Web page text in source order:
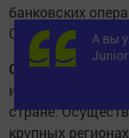
банковских
Официальный
Отделение «Банк
из крупнейших
стране.
крупных
А вы